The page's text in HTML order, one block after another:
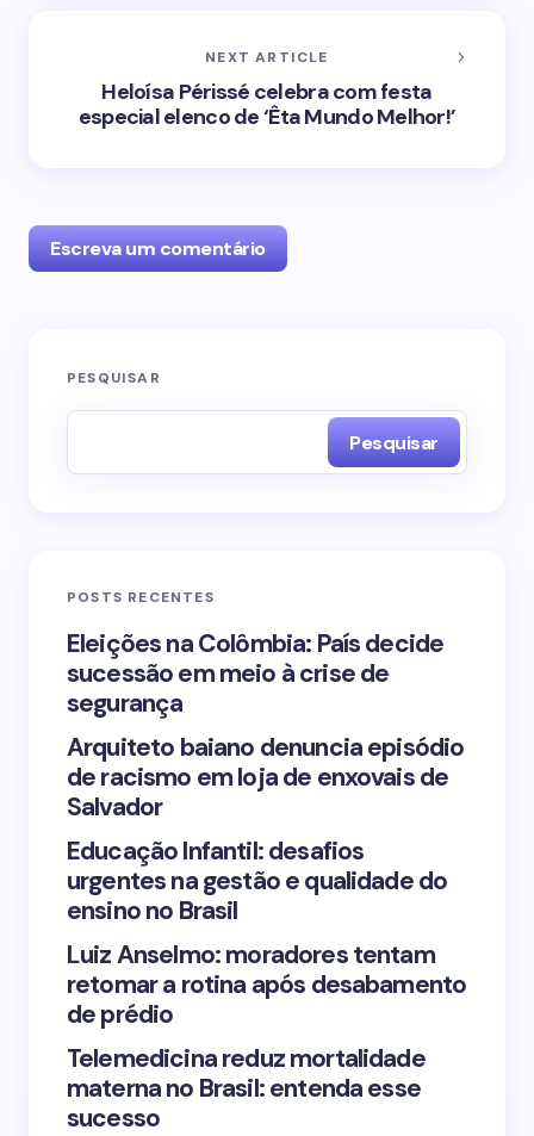
NEXT ARTICLE
Heloísa Périssé celebra com festa
especial elenco de ‘Êta Mundo Melhor!’
Escreva um comentário
O seu endereço de e-mail não será publicado.
Your Comment *
Save my name and email in this browser for the
Submit Comment
PESQUISAR
Pesquisar
POSTS RECENTES
Eleições na Colômbia: País decide
sucessão em meio à crise de
segurança
Arquiteto baiano denuncia episódio
de racismo em loja de enxovais de
Salvador
Educação Infantil: desafios
urgentes na gestão e qualidade do
ensino no Brasil
Luiz Anselmo: moradores tentam
retomar a rotina após desabamento
de prédio
Telemedicina reduz mortalidade
materna no Brasil: entenda esse
sucesso